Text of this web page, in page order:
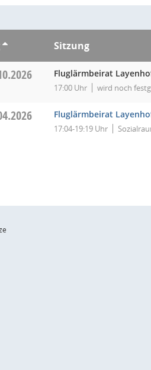
Sitzung
Fluglärmbeirat
17:00 Uhr wird noch
Fluglärmbeirat
17:04-19:19 Uhr